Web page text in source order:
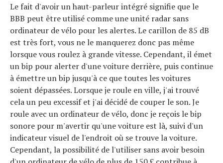
Le fait d'avoir un haut-parleur intégré signifie que le
BBB peut être utilisé comme une unité radar sans
ordinateur de vélo pour les alertes. Le carillon de 85 dB
est très fort, vous ne le manquerez donc pas même
lorsque vous roulez à grande vitesse. Cependant, il émet
un bip pour alerter d'une voiture derrière, puis continue
à émettre un bip jusqu'à ce que toutes les voitures
soient dépassées. Lorsque je roule en ville, j'ai trouvé
cela un peu excessif et j'ai décidé de couper le son. Je
roule avec un ordinateur de vélo, donc je reçois le bip
sonore pour m'avertir qu'une voiture est là, suivi d'un
indicateur visuel de l'endroit où se trouve la voiture.
Cependant, la possibilité de l'utiliser sans avoir besoin